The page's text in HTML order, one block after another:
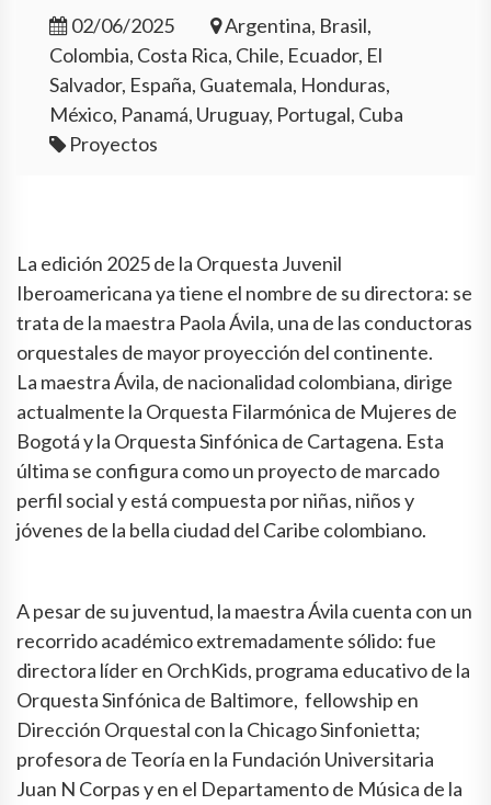
02/06/2025
Argentina, Brasil,
Colombia, Costa Rica, Chile, Ecuador, El
Salvador, España, Guatemala, Honduras,
México, Panamá, Uruguay, Portugal, Cuba
Proyectos
La edición 2025 de la Orquesta Juvenil
Iberoamericana ya tiene el nombre de su directora: se
trata de la maestra Paola Ávila, una de las conductoras
orquestales de mayor proyección del continente.
La maestra Ávila, de nacionalidad colombiana, dirige
actualmente la Orquesta Filarmónica de Mujeres de
Bogotá y la Orquesta Sinfónica de Cartagena. Esta
última se configura como un proyecto de marcado
perfil social y está compuesta por niñas, niños y
jóvenes de la bella ciudad del Caribe colombiano.
A pesar de su juventud, la maestra Ávila cuenta con un
recorrido académico extremadamente sólido: fue
directora líder en OrchKids, programa educativo de la
Orquesta Sinfónica de Baltimore, fellowship en
Dirección Orquestal con la Chicago Sinfonietta;
profesora de Teoría en la Fundación Universitaria
Juan N Corpas y en el Departamento de Música de la